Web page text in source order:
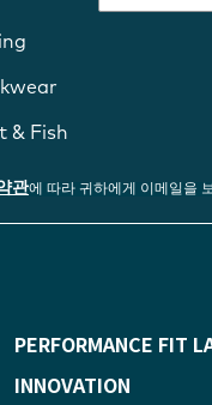
& Fish
관에 따라 귀하에게 이메일을
FPERFORMANCE FIT
INNOVATION